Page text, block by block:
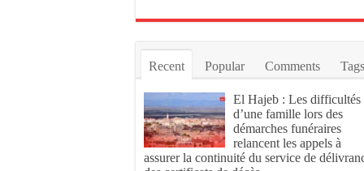
Recent Popular Comments Tags
El Hajeb : Les difficultés
d’une famille lors des
démarches funéraires
relancent les appels à
assurer la continuité du service de